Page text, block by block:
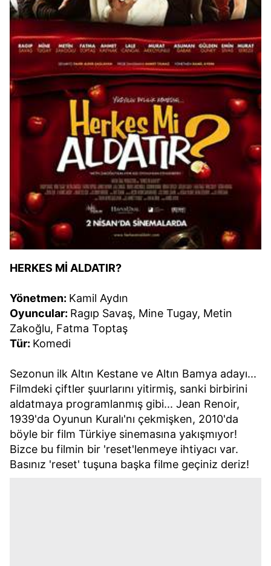
HERKES Mİ ALDATIR?
Yönetmen: Kamil Aydın
Oyuncular: Ragıp Savaş, Mine Tugay, Metin
Zakoğlu, Fatma Toptaş
Tür: Komedi
Sezonun ilk Altın Kestane ve Altın Bamya adayı...
Filmdeki çiftler şuurlarını yitirmiş, sanki birbirini
aldatmaya programlanmış gibi... Jean Renoir,
1939'da Oyunun Kuralı'nı çekmişken, 2010'da
böyle bir film Türkiye sinemasına yakışmıyor!
Bizce bu filmin bir 'reset'lenmeye ihtiyacı var.
Basınız 'reset' tuşuna başka filme geçiniz deriz!